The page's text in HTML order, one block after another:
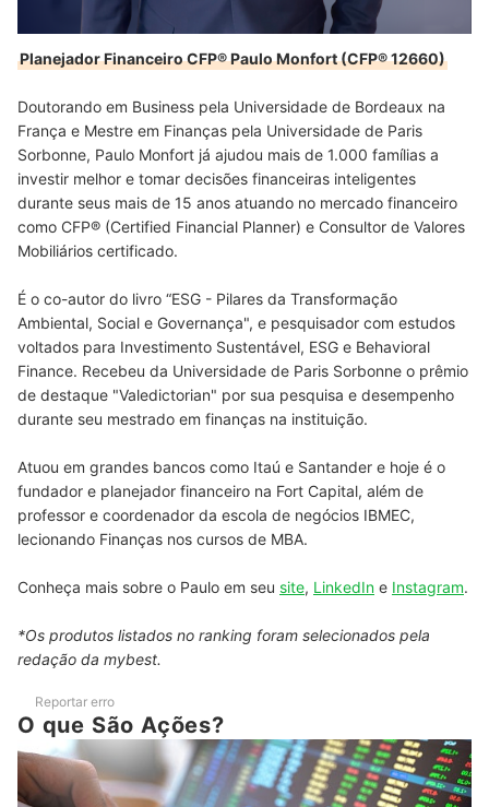
Planejador Financeiro CFP® Paulo Monfort (CFP® 12660)
Doutorando em Business pela Universidade de Bordeaux na
França e Mestre em Finanças pela Universidade de Paris
Sorbonne, Paulo Monfort já ajudou mais de 1.000 famílias a
investir melhor e tomar decisões financeiras inteligentes
durante seus mais de 15 anos atuando no mercado financeiro
como CFP® (Certified Financial Planner) e Consultor de Valores
Mobiliários certificado.
É o co-autor do livro “ESG - Pilares da Transformação
Ambiental, Social e Governança", e pesquisador com estudos
voltados para Investimento Sustentável, ESG e Behavioral
Finance. Recebeu da Universidade de Paris Sorbonne o prêmio
de destaque "Valedictorian" por sua pesquisa e desempenho
durante seu mestrado em finanças na instituição.
Atuou em grandes bancos como Itaú e Santander e hoje é o
fundador e planejador financeiro na Fort Capital, além de
professor e coordenador da escola de negócios IBMEC,
lecionando Finanças nos cursos de MBA.
Conheça mais sobre o Paulo em seu site, LinkedIn e Instagram.
*Os produtos listados no ranking foram selecionados pela
redação da mybest.
Reportar erro
O que São Ações?